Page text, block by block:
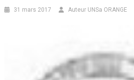
31 mars 2017 Auteur UNSa ORANGE